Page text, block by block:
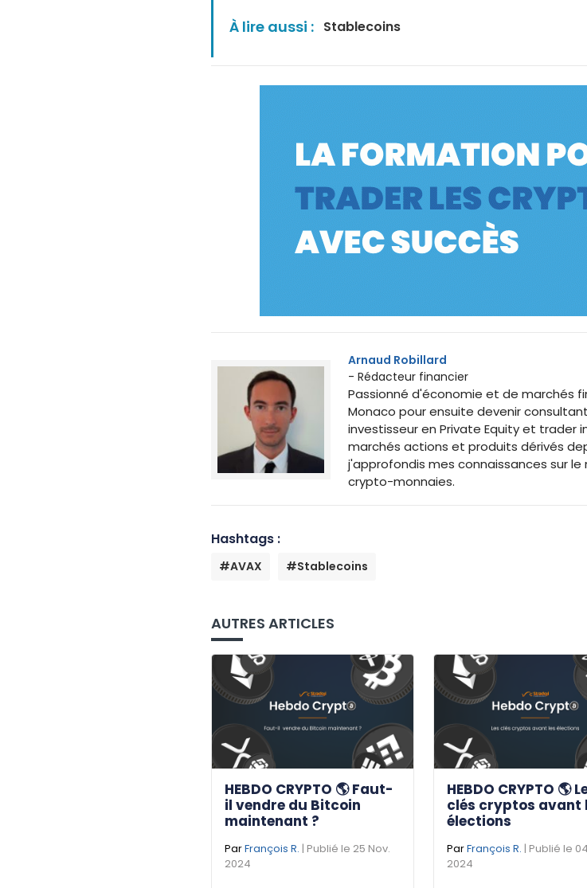
À lire aussi : Stablecoins
Arnaud Robillard
- Rédacteur financier
Passionné d'économie et de marchés
Monaco pour ensuite devenir
investisseur en Private Equity et trader
marchés actions et produits dérivés
j'approfondis mes connaissances sur
crypto-monnaies.
Hashtags :
#AVAX #Stablecoins
AUTRES ARTICLES
HEBDO CRYPTO 🌎 Faut-
il vendre du Bitcoin
maintenant ?
ParFrançois R. | Publié le 25 Nov.
2024
HEBDO CRYPTO 🌎
clés cryptos avant
élections
ParFrançois R. | Publié le
2024